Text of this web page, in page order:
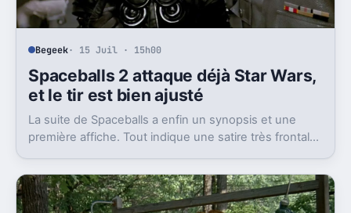
Begeek· 15 Juil · 15h00
Spaceballs 2 attaque déjà Star Wars,
et le tir est bien ajusté
La suite de Spaceballs a enfin un synopsis et une
première affiche. Tout indique une satire très frontale